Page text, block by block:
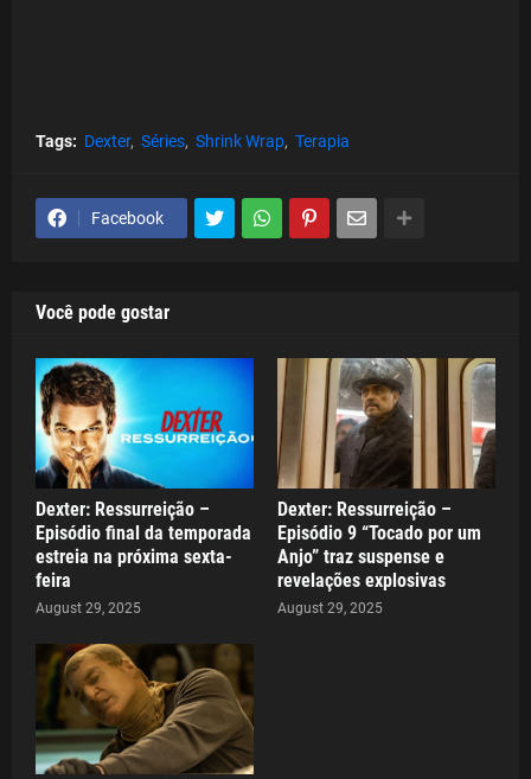
Tags: Dexter Séries Shrink Wrap Terapia
Facebook
Você pode gostar
Dexter: Ressurreição –
Episódio final da temporada
estreia na próxima sexta-
feira
August 29, 2025
Dexter: Ressurreição –
Episódio 9 “Tocado por um
Anjo” traz suspense e
revelações explosivas
August 29, 2025